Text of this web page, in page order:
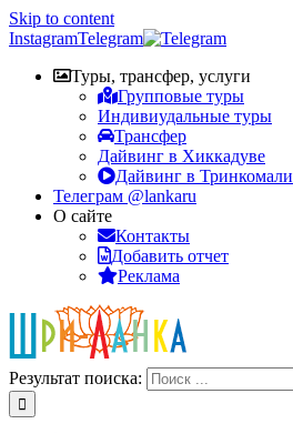
Skip to content
InstagramTelegram
Туры, трансфер, услуги
Групповые туры
Индивиудальные туры
Трансфер
Дайвинг в Хиккадуве
Дайвинг в Тринкомали
Телеграм @lankaru
О сайте
Контакты
Добавить отчет
Реклама
Результат поиска: